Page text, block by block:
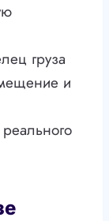
груза
и